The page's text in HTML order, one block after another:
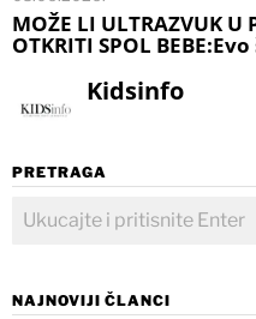
MOŽE LI ULTRAZVUK U
OTKRITI SPOL
Kidsinfo
PRETRAGA
NAJNOVIJI ČLANCI